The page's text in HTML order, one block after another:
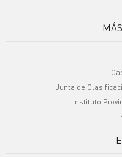
Junta de
Instituto